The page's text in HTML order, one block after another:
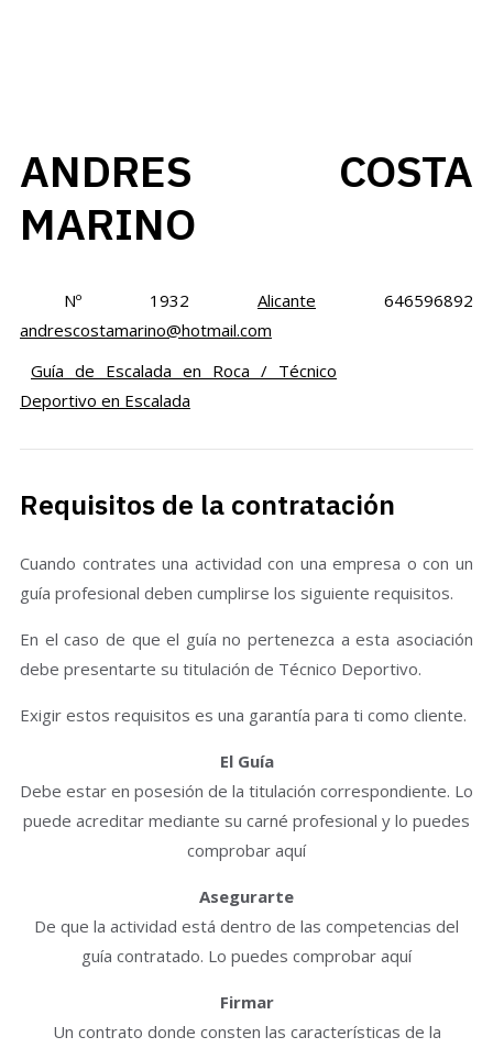
ANDRES COSTA
MARINO
Nº 1932 Alicante
646596892
andrescostamarino@hotmail.com
Guía de Escalada en Roca / Técnico
Deportivo en Escalada
Requisitos de la contratación
Cuando contrates una actividad con una empresa o con un
guía profesional deben cumplirse los siguiente requisitos.
En el caso de que el guía no pertenezca a esta asociación
debe presentarte su titulación de Técnico Deportivo.
Exigir estos requisitos es una garantía para ti como cliente.
El Guía
Debe estar en posesión de la titulación correspondiente. Lo
puede acreditar mediante su carné profesional y lo puedes
comprobar aquí
Asegurarte
De que la actividad está dentro de las competencias del
guía contratado. Lo puedes comprobar aquí
Firmar
Un contrato donde consten las características de la